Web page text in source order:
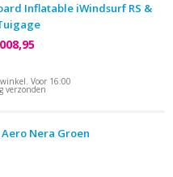
Inflatable iWindsurf RS &
Voor 16:00
verzonden
Aero Nera Groen